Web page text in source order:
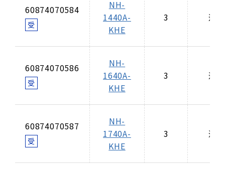
60874070584
受
NH-
1440A-
KHE
3 適合
60874070586
受
NH-
1640A-
KHE
3 適合
60874070587
受
NH-
1740A-
KHE
3 適合